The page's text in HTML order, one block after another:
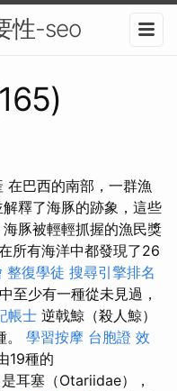
性-seo
在巴西的南部，一群漁
釋了海豚的跡象，這些
豚被輕輕抓握的漁民獎
所有海洋中都發現了26
整復學徒 搜尋引擎排名
至少有一種從未見過，
帳士 逆戟鯨（殺人鯨）
學習按摩 台胞證 效
19種的
耳塞（Otariidae），